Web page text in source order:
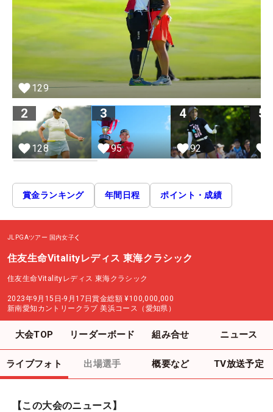
129
2
128
3
95
4
92
5
賞金ランキング 年間日程 ポイント・成績
JLPGAツアー 国内女子
住友生命Vitalityレディス 東海クラシック
住友生命Vitalityレディス 東海クラシック
2023年9月15日-9月17日賞金総額 ¥100,000,000
新南愛知カントリークラブ 美浜コース（愛知県）
大会TOP リーダーボード 組み合せ ニュース
ライブフォト 出場選手 概要など TV放送予定
【この大会のニュース】